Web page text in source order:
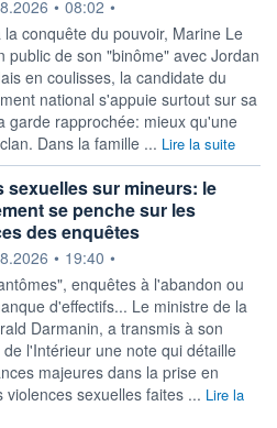
par
• 08:02 •
la conquête du pouvoir, Marine Le
public de son "binôme" avec Jordan
en coulisses, la candidate du
national s'appuie surtout sur sa
garde rapprochée: mieux qu'une
Dans la famille ... Lire la suite
sexuelles sur mineurs: le
se penche sur les
des enquêtes
par
• 19:40 •
enquêtes à l'abandon ou
d'effectifs... Le ministre de la
Darmanin, a transmis à son
l'Intérieur une note qui détaille
majeures dans la prise en
violences sexuelles faites ... Lire la